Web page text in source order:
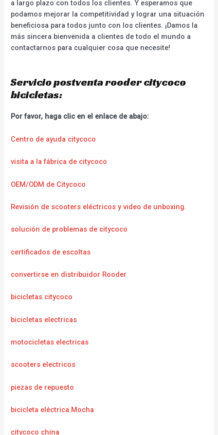
a largo plazo con todos los clientes. Y esperamos que
podamos mejorar la competitividad y lograr una situación
beneficiosa para todos junto con los clientes. ¡Damos la
más sincera bienvenida a clientes de todo el mundo a
contactarnos para cualquier cosa que necesite!
Servicio postventa rooder citycoco
bicicletas:
Por favor, haga clic en el enlace de abajo:
Centro de ayuda citycoco
visita a la fábrica de citycoco
OEM/ODM de Citycoco
Revisión de scooters eléctricos y video de unboxing.
solución de problemas de citycoco
certificados de escoltas
convertirse en distribuidor Rooder
bicicletas citycoco
bicicletas electricas
motocicletas electricas
scooters electricos
piezas de repuesto
bicicleta eléctrica Mocha
citycoco china